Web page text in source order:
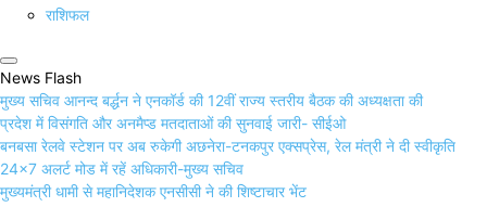
राशिफल
News Flash
मुख्य सचिव आनन्द बर्द्धन ने एनकॉर्ड की 12वीं राज्य स्तरीय बैठक की अध्यक्षता की
प्रदेश में विसंगति और अनमैप्ड मतदाताओं की सुनवाई जारी- सीईओ
बनबसा रेलवे स्टेशन पर अब रुकेगी अछनेरा-टनकपुर एक्सप्रेस, रेल मंत्री ने दी स्वीकृति
24×7 अलर्ट मोड में रहें अधिकारी-मुख्य सचिव
मुख्यमंत्री धामी से महानिदेशक एनसीसी ने की शिष्टाचार भेंट